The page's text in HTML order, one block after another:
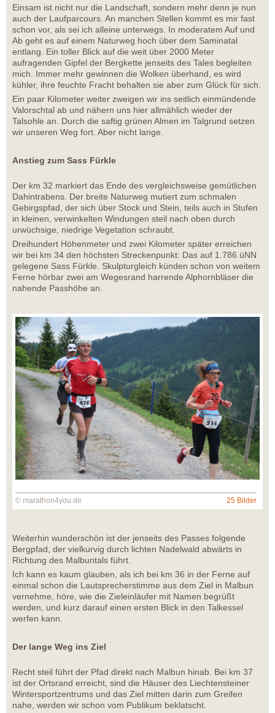
Einsam ist nicht nur die Landschaft, sondern mehr denn je nun
auch der Laufparcours. An manchen Stellen kommt es mir fast
schon vor, als sei ich alleine unterwegs. In moderatem Auf und
Ab geht es auf einem Naturweg hoch über dem Saminatal
entlang. Ein toller Blick auf die weit über 2000 Meter
aufragenden Gipfel der Bergkette jenseits des Tales begleiten
mich. Immer mehr gewinnen die Wolken überhand, es wird
kühler, ihre feuchte Fracht behalten sie aber zum Glück für sich.
Ein paar Kilometer weiter zweigen wir ins seitlich einmündende
Valorschtal ab und nähern uns hier allmählich wieder der
Talsohle an. Durch die saftig grünen Almen im Talgrund setzen
wir unseren Weg fort. Aber nicht lange.
Anstieg zum Sass Fürkle
Der km 32 markiert das Ende des vergleichsweise gemütlichen
Dahintrabens. Der breite Naturweg mutiert zum schmalen
Gebirgspfad, der sich über Stock und Stein, teils auch in Stufen
in kleinen, verwinkelten Windungen steil nach oben durch
urwüchsige, niedrige Vegetation schraubt.
Dreihundert Höhenmeter und zwei Kilometer später erreichen
wir bei km 34 den höchsten Streckenpunkt: Das auf 1.786 üNN
gelegene Sass Fürkle. Skulpturgleich künden schon von weitem
Ferne hörbar zwei am Wegesrand harrende Alphornbläser die
nahende Passhöhe an.
© marathon4you.de 25 Bilder
Weiterhin wunderschön ist der jenseits des Passes folgende
Bergpfad, der vielkurvig durch lichten Nadelwald abwärts in
Richtung des Malbuntals führt.
Ich kann es kaum glauben, als ich bei km 36 in der Ferne auf
einmal schon die Lautsprecherstimme aus dem Ziel in Malbun
vernehme, höre, wie die Zieleinläufer mit Namen begrüßt
werden, und kurz darauf einen ersten Blick in den Talkessel
werfen kann.
Der lange Weg ins Ziel
Recht steil führt der Pfad direkt nach Malbun hinab. Bei km 37
ist der Ortsrand erreicht, sind die Häuser des Liechtensteiner
Wintersportzentrums und das Ziel mitten darin zum Greifen
nahe, werden wir schon vom Publikum beklatscht.